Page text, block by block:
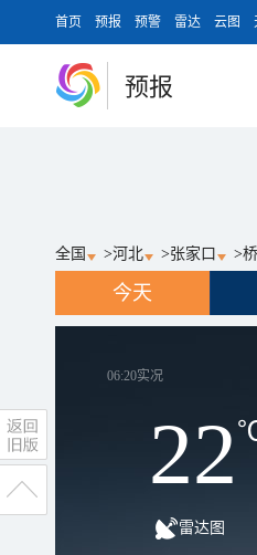
首页 预报 预警 雷达 云图
预报
全国 >河北 >张家口 >
今天
06:20实况
22
雷达图